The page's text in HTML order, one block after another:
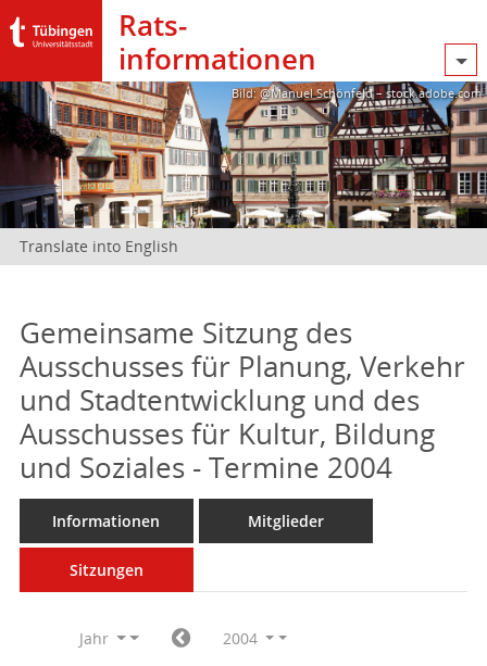
Rats­
informationen
Bild: @Manuel Schönfeld – stock.adobe.com
Translate into English
Gemeinsame Sitzung des
Ausschusses für Planung, Verkehr
und Stadtentwicklung und des
Ausschusses für Kultur, Bildung
und Soziales - Termine 2004
Informationen Mitglieder
Sitzungen
Jahr 2004